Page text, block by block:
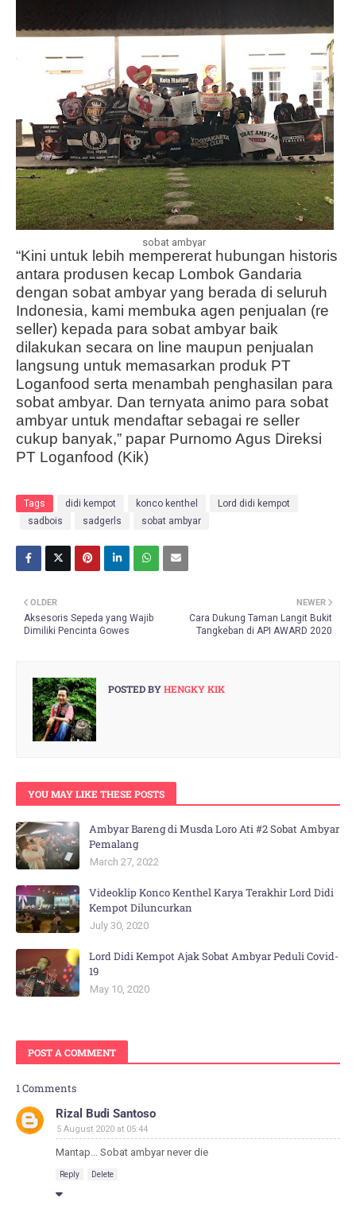
sobat ambyar
“Kini untuk lebih mempererat hubungan historis
antara produsen kecap Lombok Gandaria
dengan sobat ambyar yang berada di seluruh
Indonesia, kami membuka agen penjualan (re
seller) kepada para sobat ambyar baik
dilakukan secara on line maupun penjualan
langsung untuk memasarkan produk PT
Loganfood serta menambah penghasilan para
sobat ambyar. Dan ternyata animo para sobat
ambyar untuk mendaftar sebagai re seller
cukup banyak,” papar Purnomo Agus Direksi
PT Loganfood (Kik)
Tags didi kempot konco kenthel
Lord didi kempot
sadbois
sadgerls sobat ambyar
NEWER
Cara Dukung Taman Langit Bukit
Tangkeban di API AWARD 2020
OLDER
Aksesoris Sepeda yang Wajib
Dimiliki Pencinta Gowes
POSTED BYHENGKY KIK
YOU MAY LIKE THESE POSTS
Ambyar Bareng di Musda Loro Ati #2 Sobat Ambyar
Pemalang
March 27, 2022
Videoklip Konco Kenthel Karya Terakhir Lord Didi
Kempot Diluncurkan
July 30, 2020
Lord Didi Kempot Ajak Sobat Ambyar Peduli Covid-
19
May 10, 2020
POST A COMMENT
1 Comments
Rizal Budi Santoso
5 August 2020 at 05:44
Mantap... Sobat ambyar never die
Reply Delete